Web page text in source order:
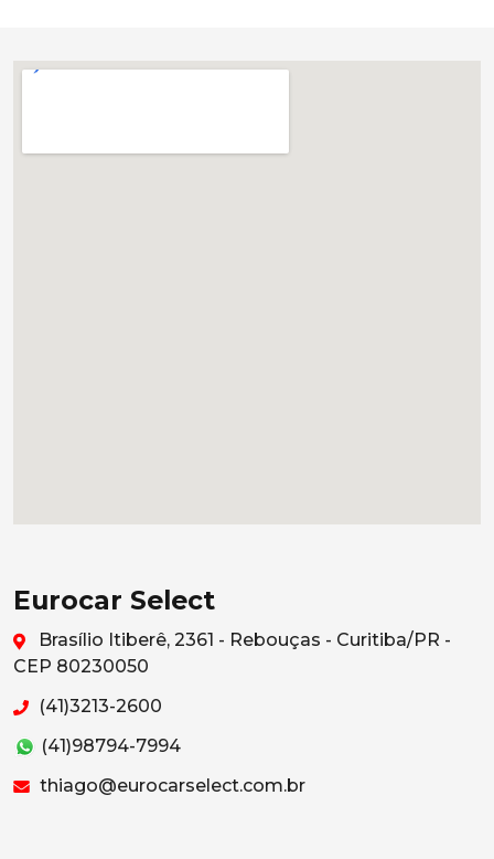
Eurocar Select
Brasílio Itiberê, 2361 - Rebouças - Curitiba/PR -
CEP 80230050
(41)3213-2600
(41)98794-7994
thiago@eurocarselect.com.br